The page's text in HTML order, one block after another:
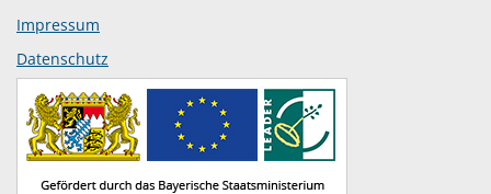
Impressum
Datenschutz